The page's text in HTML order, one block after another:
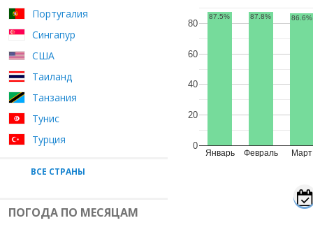
Португалия
Сингапур
США
Таиланд
Танзания
Тунис
Турция
ВСЕ СТРАНЫ
ПОГОДА ПО МЕСЯЦАМ
Январь Февраль Март
0
20
40
60
80
87.5% 87.8% 86.6%